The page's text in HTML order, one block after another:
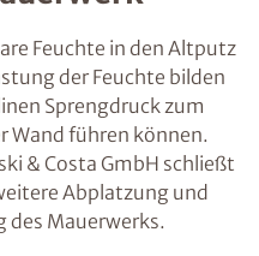
Feuchte in den Altputz
der Feuchte bilden
Sprengdruck zum
Wand führen können.
& Costa GmbH schließt
Abplatzung und
Mauerwerks.